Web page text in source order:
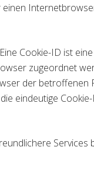
Cookie-ID ist
zugeordnet
der betroffenen
eindeutige
Services